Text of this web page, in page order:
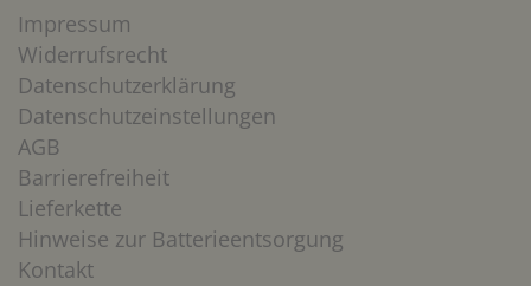
Impressum
Widerrufsrecht
Datenschutzerklärung
Datenschutzeinstellungen
AGB
Barrierefreiheit
Lieferkette
Hinweise zur Batterieentsorgung
Kontakt